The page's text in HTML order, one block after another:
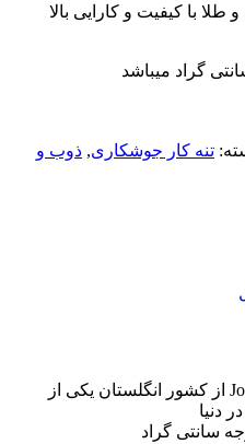
با کیفیت و کارایی بالا
تنه کار جوشکاری, ذوب و
تولید کمپانی Johnson Matthey از کشور انگلستان یکی از
دنیا